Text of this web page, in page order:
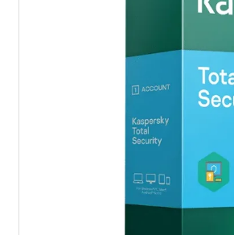
(1
1 rok)
Panda
Essential (1
zariadení,
14,90